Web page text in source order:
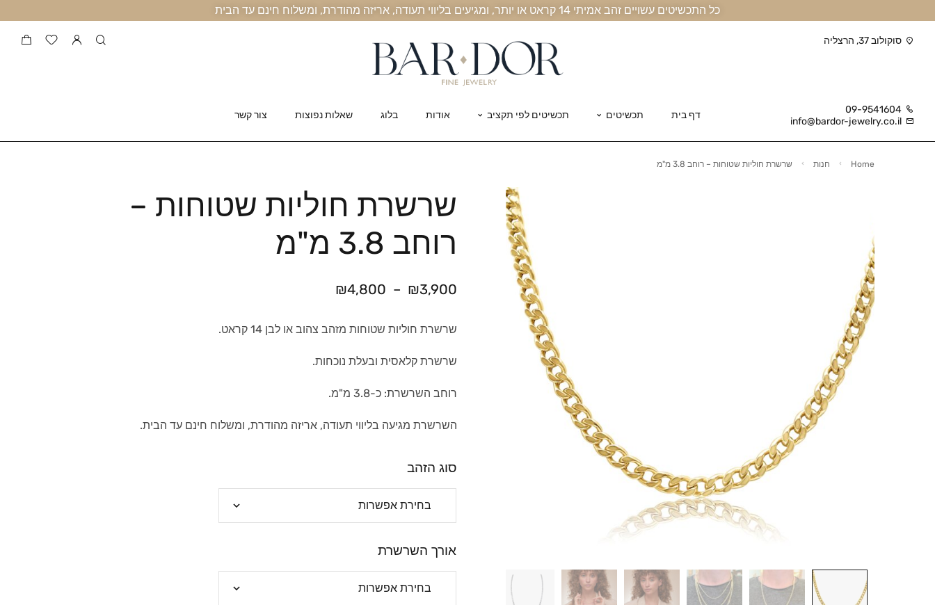
כל התכשיטים עשויים זהב אמיתי 14 קראט או יותר, ומגיעים בליווי תעודה, אריזה מהודרת, ומשלוח חינם עד הבית
סוקולוב 37, הרצליה
09-9541604
info@bardor-jewelry.co.il
דף בית תכשיטים תכשיטים לפי תקציב אודות בלוג שאלות נפוצות צור קשר
Home חנות שרשרת חוליות שטוחות – רוחב 3.8 מ"מ
שרשרת חוליות שטוחות –
רוחב 3.8 מ"מ
₪3,900
–
₪4,800
שרשרת חוליות שטוחות מזהב צהוב או לבן 14 קראט.
שרשרת קלאסית ובעלת נוכחות.
רוחב השרשרת: כ-3.8 מ"מ.
השרשרת מגיעה בליווי תעודה, אריזה מהודרת, ומשלוח חינם עד הבית.
סוג הזהב
אורך השרשרת